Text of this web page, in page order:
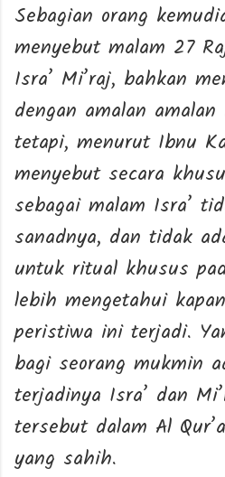
Sebagian orang
menyebut malam 27
Isra’ Mi’raj, bahkan
dengan amalan
tetapi, menurut Ibnu
menyebut secara
sebagai malam Isra’
sanadnya, dan tidak
untuk ritual khusus
lebih mengetahui
peristiwa ini terjadi.
bagi seorang mukmin
terjadinya Isra’ dan
tersebut dalam Al
yang sahih.